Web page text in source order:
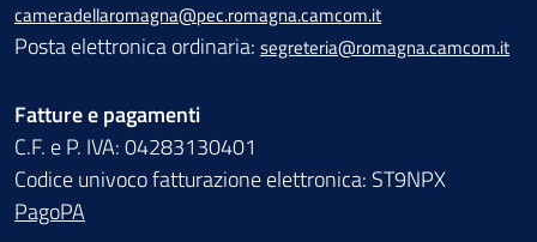
cameradellaromagna@pec.romagna.camcom.it
Posta elettronica ordinaria: segreteria@romagna.camcom.it
Fatture e pagamenti
C.F. e P. IVA: 04283130401
Codice univoco fatturazione elettronica: ST9NPX
PagoPA